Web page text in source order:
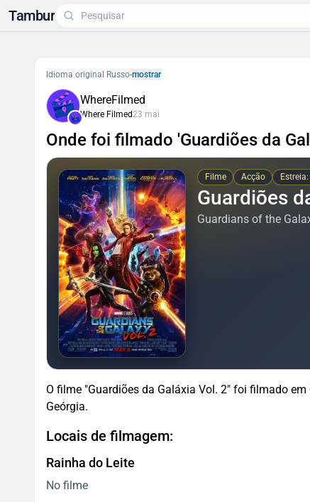
Tambur
Idioma original Russo-mostrar
WhereFilmed
Where Filmed23 mai
Onde foi filmado 'Guardiões da
Filme Acção
Guardiões
Guardians of the
O filme "Guardiões da Galáxia Vol. 2" foi filmado
Geórgia.
Locais de filmagem:
Rainha do Leite
No filme